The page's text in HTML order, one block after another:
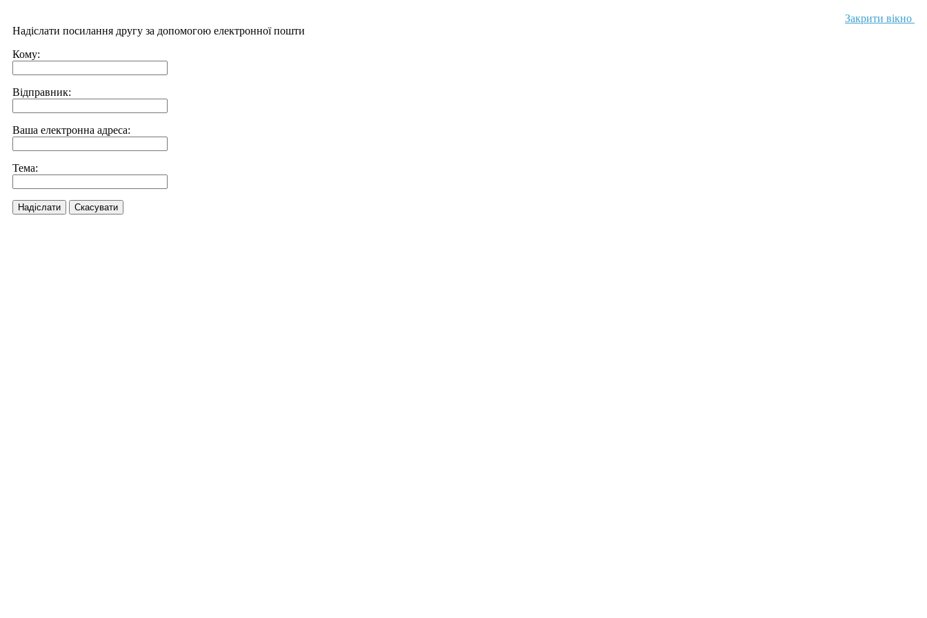
Закрити вікно
Надіслати посилання другу за допомогою електронної пошти
Кому:
Відправник:
Ваша електронна адреса:
Тема:
Надіслати Скасувати